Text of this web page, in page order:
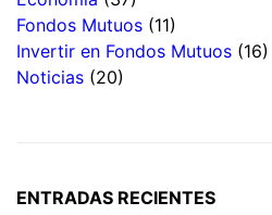
Fondos Mutuos (11)
Invertir en Fondos Mutuos (16)
Noticias (20)
ENTRADAS RECIENTES